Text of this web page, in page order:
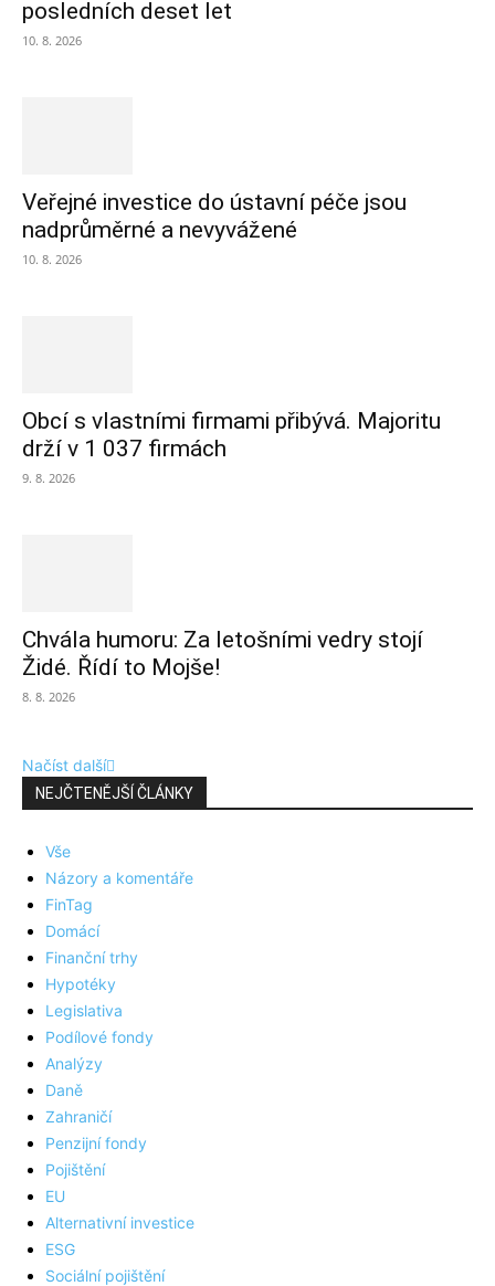
posledních deset let
10. 8. 2026
Veřejné investice do ústavní péče jsou
nadprůměrné a nevyvážené
10. 8. 2026
Obcí s vlastními firmami přibývá. Majoritu
drží v 1 037 firmách
9. 8. 2026
Chvála humoru: Za letošními vedry stojí
Židé. Řídí to Mojše!
8. 8. 2026
Načíst další
NEJČTENĚJŠÍ ČLÁNKY
Vše
Názory a komentáře
FinTag
Domácí
Finanční trhy
Hypotéky
Legislativa
Podílové fondy
Analýzy
Daně
Zahraničí
Penzijní fondy
Pojištění
EU
Alternativní investice
ESG
Sociální pojištění